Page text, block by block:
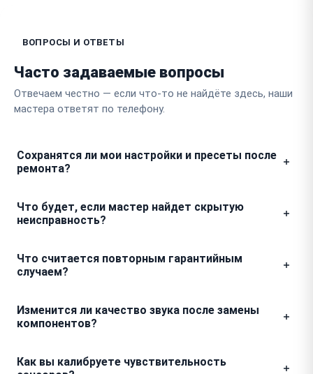
ВОПРОСЫ И ОТВЕТЫ
Часто задаваемые вопросы
Отвечаем честно — если что-то не найдёте здесь, наши
мастера ответят по телефону.
Сохранятся ли мои настройки и пресеты после
ремонта?
выверенную конфигурацию каналов и эффектов. При
проведении аппаратных работ мы стараемся не
пользовательские настройки остаются на месте в
95 процентах случаев.
Что будет, если мастер найдет скрытую
неисправность?
заявленный при приемке, мы обязательно свяжемся
с вами. Мы не выполняем дополнительные работы и
предварительного одобрения.
Что считается повторным гарантийным
случаем?
узел вышел из строя снова при соблюдении правил
начал шуметь в течение гарантийного периода, мы
Изменится ли качество звука после замены
компонентов?
полностью соответствуют аудио-характеристикам
Как вы калибруете чувствительность